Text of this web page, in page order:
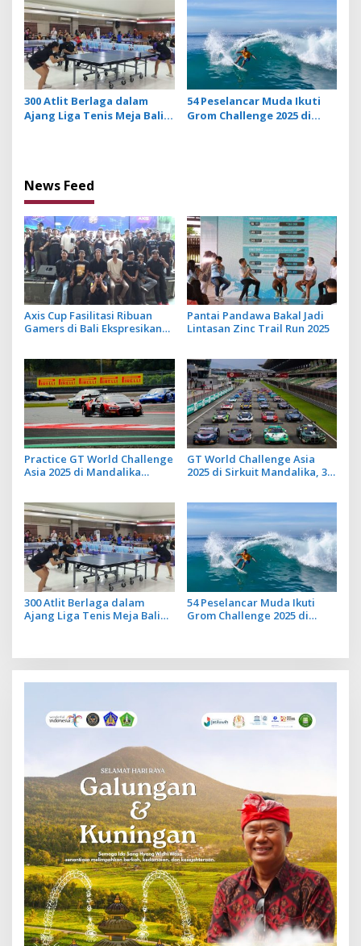
Pembalap Tercepat
300 Atlit Berlaga dalam
Ajang Liga Tenis Meja Bali
54 Peselancar Muda Ikuti
Grom Challenge 2025 di
News Feed
Axis Cup Fasilitasi Ribuan
Gamers di Bali Ekspresikan
Pantai Pandawa Bakal Jadi
Lintasan Zinc Trail Run 2025
Practice GT World Challenge
Asia 2025 di Mandalika
Tercepat
GT World Challenge Asia
2025 di Sirkuit Mandalika, 34
300 Atlit Berlaga dalam
Ajang Liga Tenis Meja Bali
54 Peselancar Muda Ikuti
Grom Challenge 2025 di